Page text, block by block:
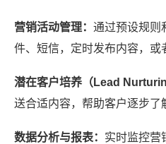
营销活动管理： 通过预设规则
件、短信，定时发布内容，或
潜在客户培养（Lead
送合适内容，帮助客户逐步了
数据分析与报表： 实时监控营